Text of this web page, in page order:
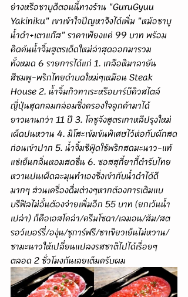
ย่างหรือชาบูดีตอนนี้ทางร้าน "GuruGyuu
Yakiniku" เขาเข้าใจปัญหาจึงได้เพิ่ม "หม้อชาบู
น้ำดำ+เตาแก๊ส" ราคาเพียงแค่ 99 บาท พร้อม
คิดค้นน้ำจิ้มสูตรเด็ดใหม่ล่าสุดออกมารวม
ทั้งหมด 6 รายการได้แก่ 1. เกลือหิมาลายัน
สีชมพู-พริกไทยดำบดใหม่ๆเหมือน Steak
House 2. น้ำจิ้มกิวทาเระหรือบาร์บีคิวสไตล์
ญี่ปุ่นสุดกลมกล่อมซึ่งครองใจลูกค้ามาได้
ยาวนานกว่า 11 ปี 3. โคชูจังสูตรเกาหลีปรุงใหม่
เผ็ดปนหวาน 4. มิโสะเข้มข้นพิเศษไว้ห่อกับผักสด
ก่อนเข้าปาก 5. น้ำจิ้มซีฟู้ดใช้พริกสดมะนาว-แท้
แช่เย็นกลิ่นหอมสดชื่น 6. ซอสสุกี้ยากี้ตำรับไทย
หวานปนเผ็ดละมุนทำเองซึ่งเข้ากับน้ำดำได้ดี
มากๆ ส่วนเครื่องดื่มต่างๆหากต้องการเติมแบ
บรีฟิลไม่อั้นต้องจ่ายเพิ่มอีก 55 บาท (ยกเว้นน้ำ
เปล่า) ก็คือเอสโคล่า/ครีมโซดา/เลมอน/ส้ม/สต
รอว์เบอร์รี่/องุ่น/ชูการ์ฟรี/ชาเขียวเย็นไม่หวาน/
ชามะนาวให้เปลี่ยนแปลงรสชาติไปได้เรื่อยๆ
ตลอด 2 ชั่วโมงกันเลยเต็มครับผม